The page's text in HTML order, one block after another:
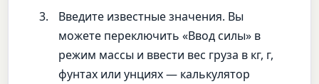
Введите известные значения. Вы
можете переключить «Ввод силы» в
режим массы и ввести вес груза в кг, г,
фунтах или унциях — калькулятор